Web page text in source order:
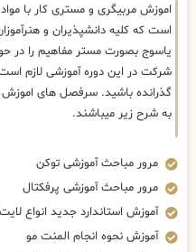
اموزش مربیگری و مستری کار با
است که کلیه دانشپذیران و
یاسوج بصورت مستر مفاهیم را در
شرکت در این دوره آموزشی لازم
گذرانده باشید. سرفصل های اموزش
به شرح زیر میباشند.
مرور مباحث آموزشی توکن
مرور مباحث آموزشی پرفکتال
آموزش استاندارد جدید انواع
آموزش نحوه انجام المنت مو